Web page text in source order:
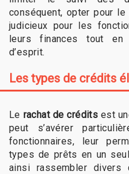
conséquent, opter pour
judicieux pour les
leurs finances tout en
d’esprit.
Les types de crédits
Le rachat de crédits est
peut s’avérer
fonctionnaires, leur
types de prêts en un
ainsi rassembler